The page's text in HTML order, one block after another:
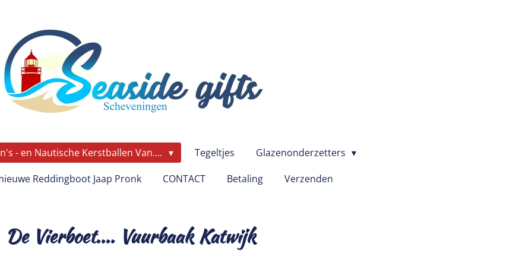
- en Nautische Kerstballen Van.... Tegeltjes
Glazenonderzetters
Reddingboot Jaap Pronk
CONTACT Betaling Verzenden
De Vierboet.... Vuurbaak Katwijk